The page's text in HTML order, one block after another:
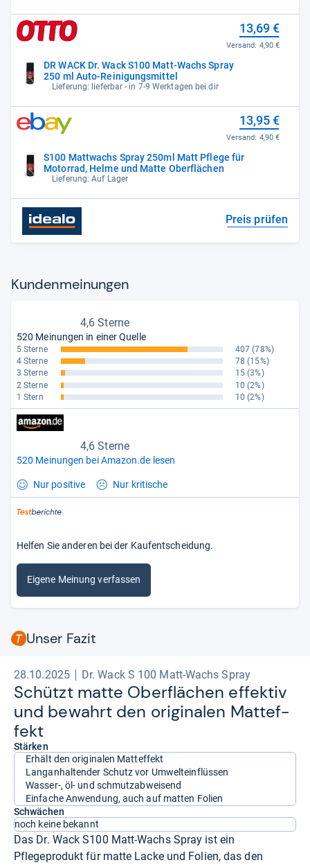
DR WACK Dr. Wack S100 Matt-Wachs Spray
250 ml Auto-Reinigungsmittel
Lieferung: lieferbar - in 7-9 Werktagen bei dir
13,69 €
Versand: 4,90 €
S100 Mattwachs Spray 250ml Matt Pflege für
Motorrad, Helme und Matte Oberflächen
Lieferung: Auf Lager
13,95 €
Versand: 4,90 €
Preis prüfen
Kun­den­mei­nun­gen
4,6 Sterne
520 Meinungen in einer Quelle
5 Sterne 407 (78%)
4 Sterne
78 (15%)
3 Sterne
15 (3%)
2 Sterne
10 (2%)
1 Stern
10 (2%)
4,6 Sterne
520 Meinungen bei Amazon.de lesen
Nur positive Nur kritische
Helfen Sie anderen bei der Kaufentscheidung.
Eigene Meinung verfassen
Unser Fazit
28.10.2025 Dr. Wack S 100 Matt-Wachs Spray
Schützt matte Ober­flä­chen effek­tiv
und bewahrt den ori­gi­na­len Matt­ef­
fekt
Stärken
Erhält den originalen Matteffekt
Langanhaltender Schutz vor Umwelteinflüssen
Wasser-, öl- und schmutzabweisend
Einfache Anwendung, auch auf matten Folien
Schwächen
noch keine bekannt
Das Dr. Wack S100 Matt-Wachs Spray ist ein
Pflegeprodukt für matte Lacke und Folien, das den